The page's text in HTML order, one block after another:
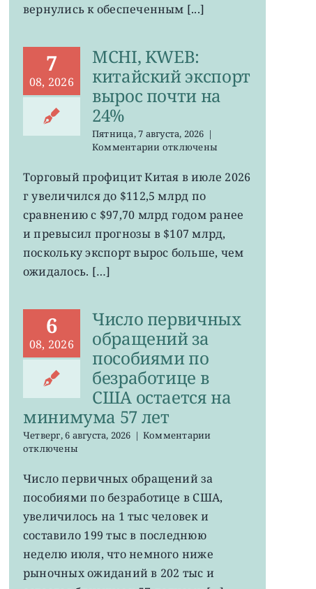
вернулись к обеспеченным [...]
7
08, 2026
MCHI, KWEB:
китайский экспорт
вырос почти на
24%
Пятница, 7 августа, 2026 |
Комментариик
MCHI,
китайский
экспорт
почти
на
отключены
Торговый профицит Китая в июле 2026
г увеличился до $112,5 млрд по
сравнению с $97,70 млрд годом ранее
и превысил прогнозы в $107 млрд,
поскольку экспорт вырос больше, чем
ожидалось. […]
6
08, 2026
Число первичных
обращений за
пособиями по
безработице в
США остается на
минимума 57 лет
Четверг, 6 августа, 2026 | Комментариик
первичных
за
в
остается
отключены
Число первичных обращений за
пособиями по безработице в США,
увеличилось на 1 тыс человек и
составило 199 тыс в последнюю
неделю июля, что немного ниже
рыночных ожиданий в 202 тыс и